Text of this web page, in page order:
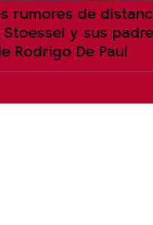
rumores de
y sus
Rodrigo De Paul